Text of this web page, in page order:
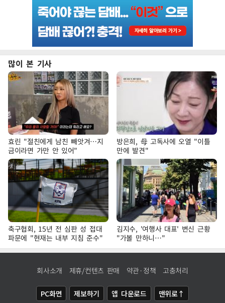
많이 본 기사
효린 "절친에게 남친 빼앗겨…지
금이라면 가만 안 있어"
방은희, 母 고독사에 오열 "이틀
만에 발견"
축구협회, 15년 전 심판 성 접대
파문에 "현재는 내부 지침 준수"
김지수, '여행사 대표' 변신 근황
"가볼 만하니…"
회사소개 제휴/컨텐츠 판매 약관·정책 고충처리
PC화면 제보하기 앱 다운로드 맨위로↑